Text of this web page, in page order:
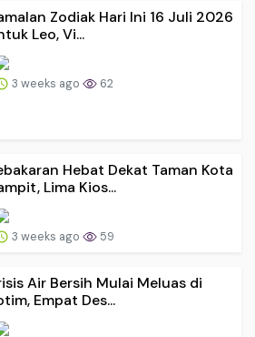
Zodiak Hari Ini 16 Juli 2026
Leo, Vi...
3 weeks ago 62
Hebat Dekat Taman Kota
Lima Kios...
3 weeks ago 59
Air Bersih Mulai Meluas di
Empat Des...